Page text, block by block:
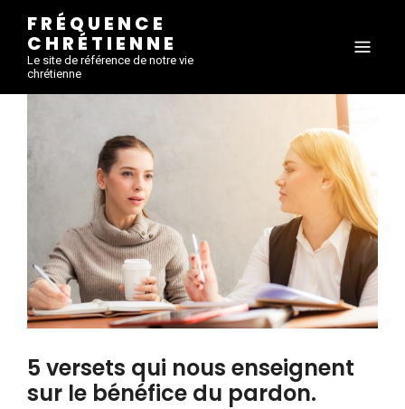
FRÉQUENCE
CHRÉTIENNE
Le site de référence de notre vie
chrétienne
5 versets qui nous enseignent
sur le bénéfice du pardon.